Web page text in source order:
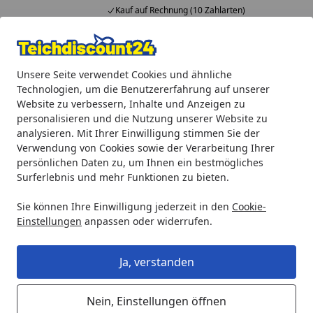
Unsere Seite verwendet Cookies und ähnliche
Technologien, um die Benutzererfahrung auf unserer
Website zu verbessern, Inhalte und Anzeigen zu
personalisieren und die Nutzung unserer Website zu
analysieren. Mit Ihrer Einwilligung stimmen Sie der
Verwendung von Cookies sowie der Verarbeitung Ihrer
persönlichen Daten zu, um Ihnen ein bestmögliches
Surferlebnis und mehr Funktionen zu bieten.
Sie können Ihre Einwilligung jederzeit in den Cookie-
Einstellungen anpassen oder widerrufen.
Ja, verstanden
Nein, Einstellungen öffnen
Kauf auf Rechnung (10 Zahlarten)
Alle Produkte
Mein Konto
Suchen
Startseite
Oase Führung Schieber (35089)
Oase Führung Schieber (35089)